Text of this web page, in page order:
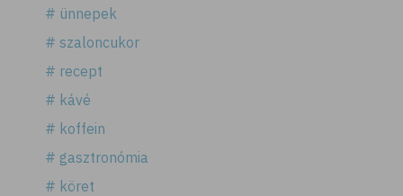
# ünnepek
# szaloncukor
# recept
# kávé
# koffein
# gasztronómia
# köret